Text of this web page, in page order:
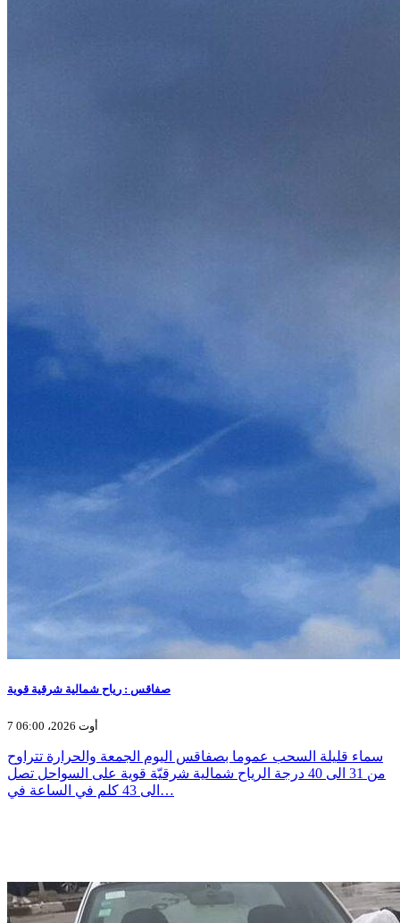
صفاقس : رياح شمالية شرقية قوية
7 أوت 2026، 06:00
سماء قليلة السحب عموما بصفاقس اليوم الجمعة والحرارة تتراوح
من 31 الى 40 درجة الرياح شمالية شرقيّة قوية على السواحل تصل
الى 43 كلم في الساعة في…